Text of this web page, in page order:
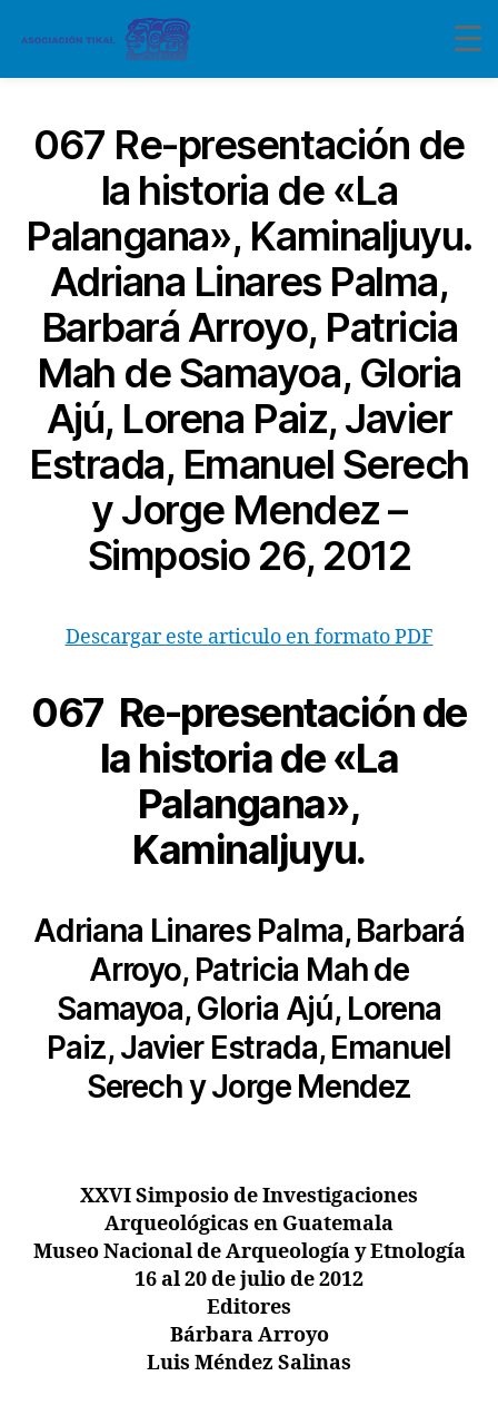
067 Re-presentación de
la historia de «La
Palangana», Kaminaljuyu.
Adriana Linares Palma,
Barbará Arroyo, Patricia
Mah de Samayoa, Gloria
Ajú, Lorena Paiz, Javier
Estrada, Emanuel Serech
y Jorge Mendez –
Simposio 26, 2012
Descargar este articulo en formato PDF
067 Re-presentación de
la historia de «La
Palangana»,
Kaminaljuyu.
Adriana Linares Palma, Barbará
Arroyo, Patricia Mah de
Samayoa, Gloria Ajú, Lorena
Paiz, Javier Estrada, Emanuel
Serech y Jorge Mendez
XXVI Simposio de Investigaciones
Arqueológicas en Guatemala
Museo Nacional de Arqueología y Etnología
16 al 20 de julio de 2012
Editores
Bárbara Arroyo
Luis Méndez Salinas